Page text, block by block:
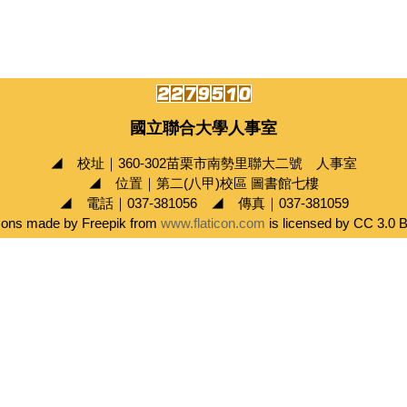
國立聯合大學人事室
◢ 校址｜360-302苗栗市南勢里聯大二號 人事室
◢ 位置｜第二(八甲)校區 圖書館七樓
◢ 電話｜037-381056 ◢ 傳真｜037-381059
made by Freepik from www.flaticon.com is licensed by CC 3.0